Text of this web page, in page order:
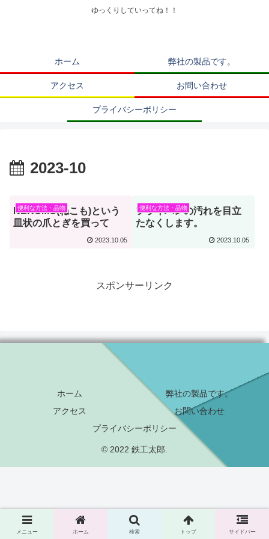
ゆっくりしていってね！！
ホーム 弊社の製品です。
アクセス お問い合わせ
プライバシーポリシー
2023-10
便利な方法・品物
NEKOMO(ねこも)という
皿状の爪とぎを買って
2023.10.05
便利な方法・品物
フライパンの汚れを目立
たなくします。
2023.10.05
スポンサーリンク
ホーム
弊社の製品です。
アクセス
お問い合わせ
プライバシーポリシー
© 2022 鉄工太郎.
メニュー ホーム 検索 トップ サイドバー